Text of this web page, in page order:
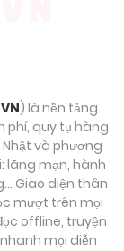
) là nền tảng
phí, quy tụ hàng
và phương
lãng mạn, hành
Giao diện thân
mượt trên mọi
offline, truyện
mọi diễn